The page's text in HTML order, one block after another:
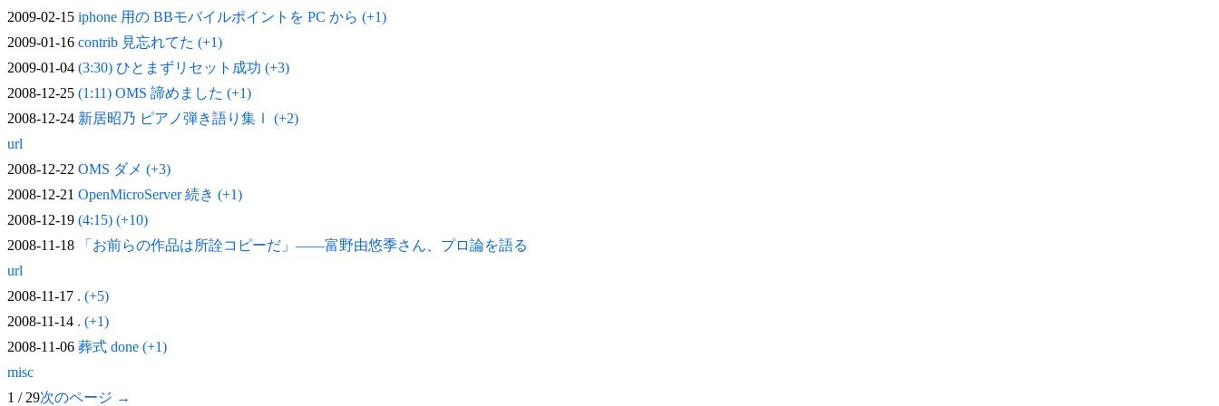
2009-02-15 iphone 用の BBモバイルポイントを PC から (+1)
2009-01-16 contrib 見忘れてた (+1)
2009-01-04 (3:30) ひとまずリセット成功 (+3)
2008-12-25 (1:11) OMS 諦めました (+1)
2008-12-24 新居昭乃 ピアノ弾き語り集Ⅰ (+2)
url
2008-12-22 OMS ダメ (+3)
2008-12-21 OpenMicroServer 続き (+1)
2008-12-19 (4:15) (+10)
2008-11-18
「お前らの作品は所詮コピーだ」——富野由悠季さん、プロ論を語る
url
2008-11-17 . (+5)
2008-11-14 . (+1)
2008-11-06 葬式 done (+1)
misc
1 / 29次のページ →